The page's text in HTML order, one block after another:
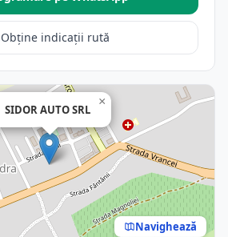
Obține indicații rută
SIDOR AUTO SRL
×
Navighează